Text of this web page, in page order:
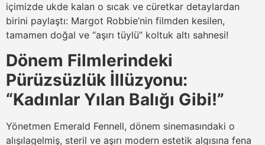
içimizde ukde kalan o sıcak ve cüretkar detaylardan
birini paylaştı: Margot Robbie’nin filmden kesilen,
tamamen doğal ve “aşırı tüylü” koltuk altı sahnesi!
Dönem Filmlerindeki
Pürüzsüzlük İllüzyonu:
“Kadınlar Yılan Balığı Gibi!”
Yönetmen Emerald Fennell, dönem sinemasındaki o
alışılagelmiş, steril ve aşırı modern estetik algısına fena